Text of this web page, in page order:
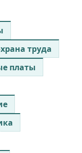
труда
платы